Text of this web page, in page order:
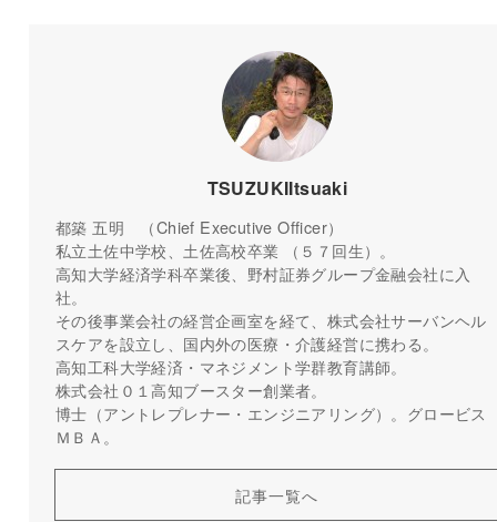
TSUZUKIItsuaki
都築 五明 （Chief Executive Officer）
私立土佐中学校、土佐高校卒業 （５７回生）。
高知大学経済学科卒業後、野村証券グループ金融会社に入
社。
その後事業会社の経営企画室を経て、株式会社サーバンヘル
スケアを設立し、国内外の医療・介護経営に携わる。
高知工科大学経済・マネジメント学群教育講師。
株式会社０１高知ブースター創業者。
博士（アントレプレナー・エンジニアリング）。グロービス
ＭＢＡ。
記事一覧へ